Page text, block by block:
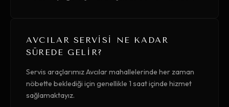
AVCILAR SERVISI NE KADAR
SÜREDE GELIR?
Servis araçlarımız Avcılar mahallelerinde her zaman
nöbette beklediği için genellikle 1 saat içinde hizmet
sağlamaktayız.